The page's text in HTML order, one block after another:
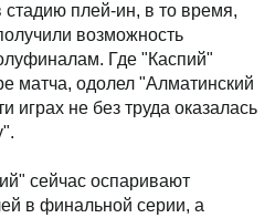
стадию плей-ин, в то время,
возможность
Где "Каспий"
матча, одолел "Алматинский
играх не без труда оказалась
сейчас оспаривают
в финальной серии, а